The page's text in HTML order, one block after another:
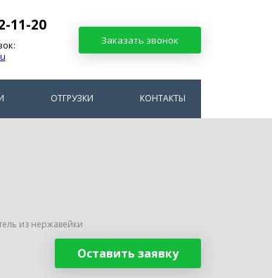
11-20
Заказать звонок
ОТГРУЗКИ КОНТАКТЫ
из нержавейки
Оставить заявку